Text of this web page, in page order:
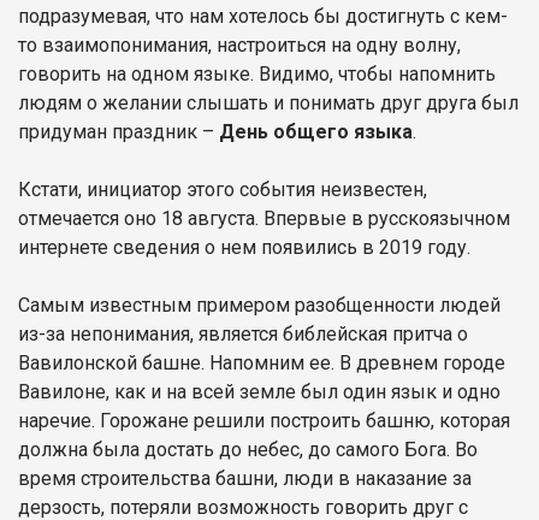
подразумевая, что нам хотелось бы достигнуть с кем-
то взаимопонимания, настроиться на одну волну,
говорить на одном языке. Видимо, чтобы напомнить
людям о желании слышать и понимать друг друга был
придуман праздник – День общего языка.
Кстати, инициатор этого события неизвестен,
отмечается оно 18 августа. Впервые в русскоязычном
интернете сведения о нем появились в 2019 году.
Самым известным примером разобщенности людей
из-за непонимания, является библейская притча о
Вавилонской башне. Напомним ее. В древнем городе
Вавилоне, как и на всей земле был один язык и одно
наречие. Горожане решили построить башню, которая
должна была достать до небес, до самого Бога. Во
время строительства башни, люди в наказание за
дерзость, потеряли возможность говорить друг с